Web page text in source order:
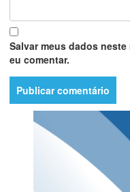
Salvar meus dados
eu comentar.